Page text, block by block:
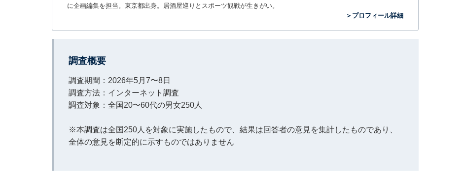
に企画編集を担当。東京都出身。居酒屋巡りとスポーツ観戦が生きがい。
＞プロフィール詳細
調査概要
調査期間：2026年5月7〜8日
調査方法：インターネット調査
調査対象：全国20〜60代の男女250人
※本調査は全国250人を対象に実施したもので、結果は回答者の意見を集計したものであり、
全体の意見を断定的に示すものではありません